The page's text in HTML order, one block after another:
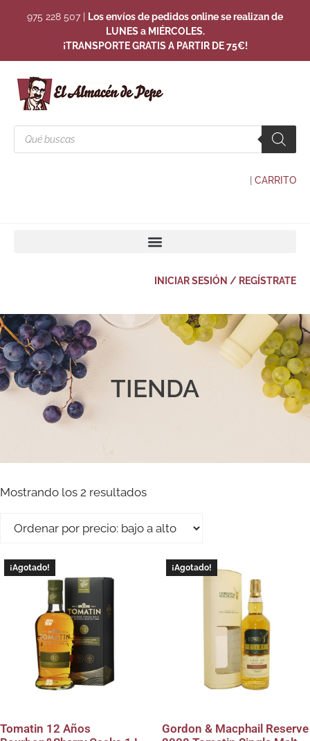
975 228 507
Los envíos de pedidos online se realizan de
LUNES a MIÉRCOLES.
¡TRANSPORTE GRATIS A PARTIR DE 75€!
CARRITO
INICIAR SESIÓN / REGÍSTRATE
TIENDA
Mostrando los 2 resultados
¡Agotado!
Tomatin 12 Años
¡Agotado!
Gordon & Macphail Reserve